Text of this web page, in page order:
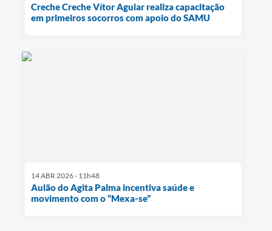
Creche Creche Vítor Aguiar realiza capacitação
em primeiros socorros com apoio do SAMU
14 ABR 2026 - 11h48
Aulão do Agita Palma incentiva saúde e
movimento com o “Mexa-se”